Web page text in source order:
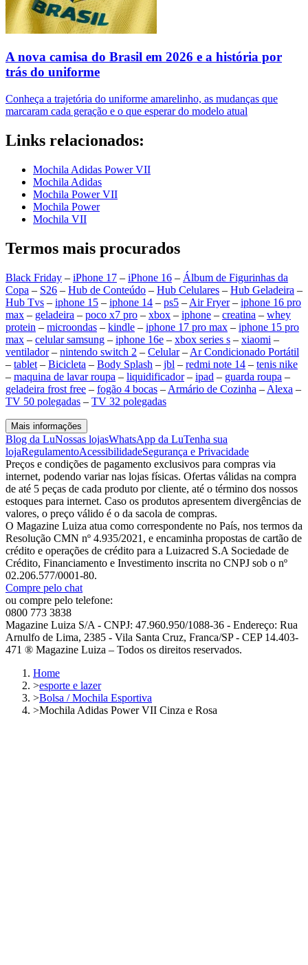
A nova camisa do Brasil em 2026 e a história por
trás do uniforme
Conheça a trajetória do uniforme amarelinho, as mudanças que
marcaram cada geração e o que esperar do modelo atual
Links relacionados:
Mochila Adidas Power VII
Mochila Adidas
Mochila Power VII
Mochila Power
Mochila VII
Termos mais procurados
Black Friday – iPhone 17 – iPhone 16 – Álbum de Figurinhas da
Copa – S26 – Hub de Conteúdo – Hub Celulares – Hub Geladeira –
Hub Tvs – iphone 15 – iphone 14 – ps5 – Air Fryer– iphone 16 pro
max – geladeira – poco x7 pro – xbox – iphone – creatina – whey
protein – microondas – kindle – iphone 17 pro max – iphone 15 pro
max – celular samsung – iphone 16e – xbox series s – xiaomi –
ventilador– nintendo switch 2 – Celular– Ar Condicionado Portátil
– tablet – Bicicleta – Body Splash – jbl – redmi note 14 – tenis nike
– maquina de lavar roupa – liquidificador– ipad – guarda roupa –
geladeira frost free – fogão 4 bocas – Armário de Cozinha – Alexa –
TV 50 polegadas – TV 32 polegadas
Mais informações
Blog da LuNossas lojasWhatsApp da LuTenha sua
lojaRegulamentoAcessibilidadeSegurança e Privacidade
Preços e condições de pagamento exclusivos para compras via
internet, podendo variar nas lojas físicas. Ofertas válidas na compra
de até 5 peças de cada produto por cliente, até o término dos nossos
estoques para internet. Caso os produtos apresentem divergências de
valores, o preço válido é o da sacola de compras.
O Magazine Luiza atua como correspondente no País, nos termos da
Resolução CMN nº 4.935/2021, e encaminha propostas de cartão de
crédito e operações de crédito para a Luizacred S.A Sociedade de
Crédito, Financiamento e Investimento inscrita no CNPJ sob o nº
02.206.577/0001-80.
Compre pelo chat
ou compre pelo telefone:
0800 773 3838
Magazine Luiza S/A - CNPJ: 47.960.950/1088-36 - Endereço: Rua
Arnulfo de Lima, 2385 - Vila Santa Cruz, Franca/SP - CEP 14.403-
471 ® Magazine Luiza – Todos os direitos reservados.
Home
>esporte e lazer
>Bolsa / Mochila Esportiva
>Mochila Adidas Power VII Cinza e Rosa